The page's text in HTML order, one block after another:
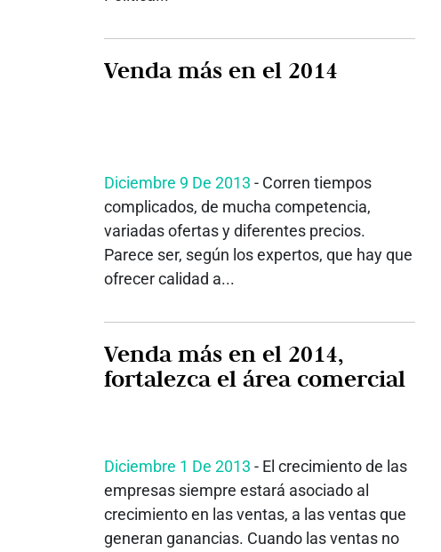
Venda más en el 2014
Diciembre 9 De 2013 - Corren tiempos
complicados, de mucha competencia,
variadas ofertas y diferentes precios.
Parece ser, según los expertos, que hay que
ofrecer calidad a...
Venda más en el 2014,
fortalezca el área comercial
Diciembre 1 De 2013 - El crecimiento de las
empresas siempre estará asociado al
crecimiento en las ventas, a las ventas que
generan ganancias. Cuando las ventas no